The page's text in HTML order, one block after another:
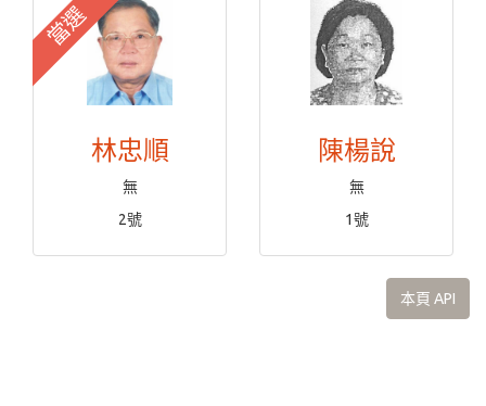
當選
林忠順
無
2號
陳楊說
無
1號
本頁 API